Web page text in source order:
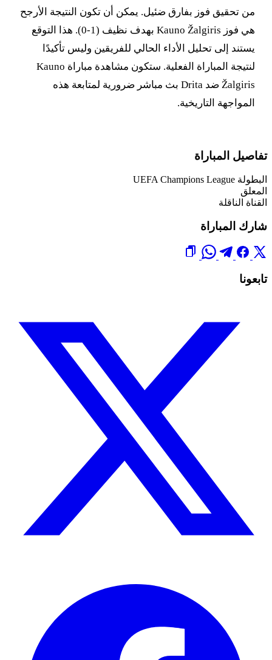
من تحقيق فوز بفارق ضئيل. يمكن أن تكون النتيجة الأرجح
هي فوز Kauno Žalgiris بهدف نظيف (1-0). هذا التوقع
يستند إلى تحليل الأداء الحالي للفريقين وليس تأكيدًا
لنتيجة المباراة الفعلية. ستكون مشاهدة مباراة Kauno
Žalgiris ضد Drita بث مباشر ضرورية لمتابعة هذه
المواجهة التاريخية.
تفاصيل المباراة
البطولة UEFA Champions League
المعلق
القناة الناقلة
شارك المباراة
تابعونا